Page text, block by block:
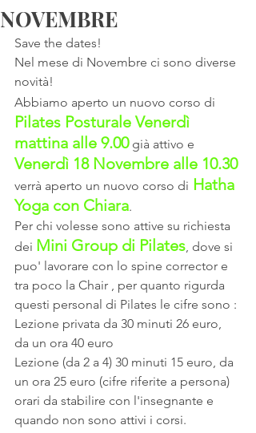
NOVEMBRE
Save the dates!
Nel mese di Novembre ci sono diverse
novità!
Abbiamo aperto un nuovo corso di
Pilates Posturale Venerdì
mattina alle 9.00 già attivo e
Venerdì 18 Novembre alle 10.30
verrà aperto un nuovo corso di Hatha
Yoga con Chiara.
Per chi volesse sono attive su richiesta
dei Mini Group di Pilates, dove si
puo' lavorare con lo spine corrector e
tra poco la Chair , per quanto rigurda
questi personal di Pilates le cifre sono :
Lezione privata da 30 minuti 26 euro,
da un ora 40 euro
Lezione (da 2 a 4) 30 minuti 15 euro, da
un ora 25 euro (cifre riferite a persona)
orari da stabilire con l'insegnante e
quando non sono attivi i corsi.